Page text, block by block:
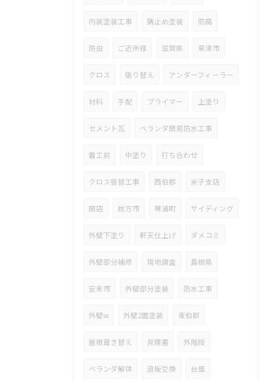
内装塗装工事 錆止め塗装 防腐
防虫 ご近所様 滋賀県 草津市
クロス 張り替え アンダーフィーラー
材料 手配 プライマー 上塗り
セメント瓦 ベランダ簡易防水工事
着工前 中塗り 打ち合わせ
クロス張替工事 西伯郡 米子支店
開店 枚方市 琴浦町 サイディング
外壁下塗り 軒天仕上げ ダメコミ
外壁部分補修 現地調査 島根県
安来市 外壁部分塗装 防水工事
外壁w 外壁2面塗装 東伯郡
屋根葺き替え 見積書 外階段
ベランダ解体 浪板交換 台風